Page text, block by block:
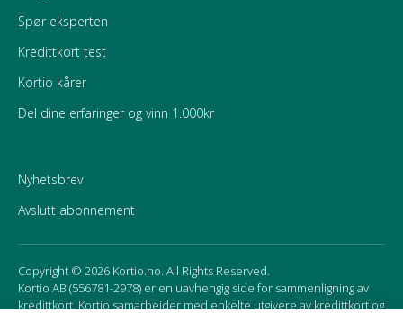
Spør eksperten
Kredittkort test
Kortio kårer
Del dine erfaringer og vinn 1.000kr
Nyhetsbrev
Avslutt abonnement
Copyright © 2026 Kortio.no. All Rights Reserved.
Kortio AB (556781-2978) er en uavhengig side for sammenligning av
kredittkort. Kortio samarbeider med enkelte utgivere av kredittkort og